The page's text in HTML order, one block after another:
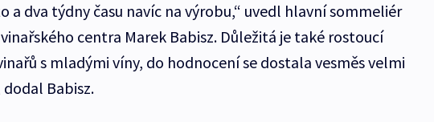
a dva týdny času navíc na výrobu,“ uvedl hlavní sommeliér
centra Marek Babisz. Důležitá je také rostoucí
s mladými víny, do hodnocení se dostala vesměs velmi
Babisz.